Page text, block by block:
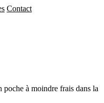
Contact
à moindre frais dans la